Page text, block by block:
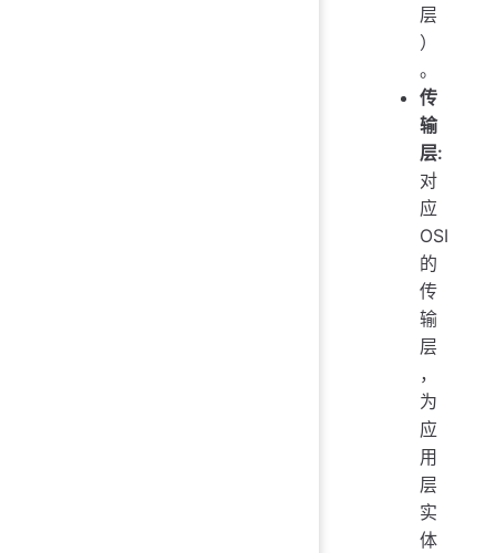
层
）
。
传
输
层:
对
应
OSI
的
传
输
层
，
为
应
用
层
实
体